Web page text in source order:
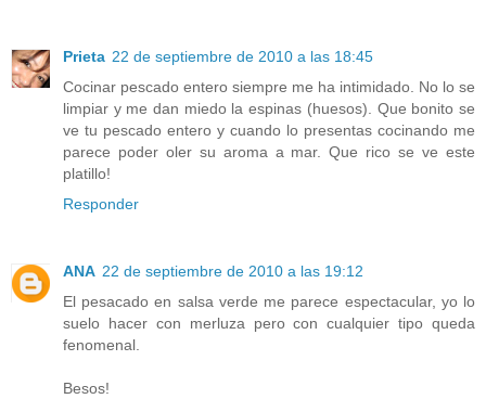
Prieta 22 de septiembre de 2010 a las 18:45
Cocinar pescado entero siempre me ha intimidado. No lo se
limpiar y me dan miedo la espinas (huesos). Que bonito se
ve tu pescado entero y cuando lo presentas cocinando me
parece poder oler su aroma a mar. Que rico se ve este
platillo!
Responder
ANA 22 de septiembre de 2010 a las 19:12
El pesacado en salsa verde me parece espectacular, yo lo
suelo hacer con merluza pero con cualquier tipo queda
fenomenal.
Besos!